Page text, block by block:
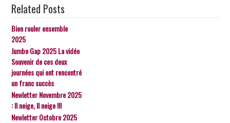
Related Posts
Bien rouler ensemble
2025
Jumbo Gap 2025 La vidéo
Souvenir de ces deux
journées qui ont rencontré
un franc succès
Newletter Novembre 2025
: Il neige, Il neige !!!
Newletter Octobre 2025